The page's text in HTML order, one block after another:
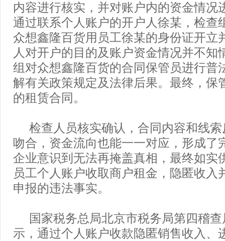
内容进行核实，并对账户内的资金情况
通过联系个人账户的开户人徐某，检查
众想鑫隆百货用员工徐某的身份证开立
人对开户的目的及账户资金情况并不知
组对众想鑫隆百货的合同保管员进行普
解有关政策规定及法律后果。最终，保
的租赁合同。
检查人员核实确认，合同内容和线
吻合，资金流向也能一一对应，形成了
企业意识到无法再掩盖真相，最终如实
员工个人账户收取商户租金，隐匿收入
申报的违法事实。
国家税务总局北京市税务局第四稽
示，通过个人账户收款隐匿销售收入、